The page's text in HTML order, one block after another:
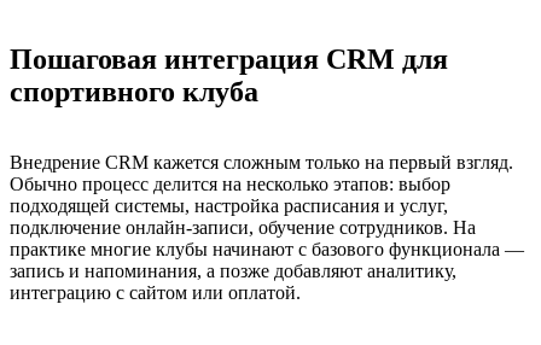
Пошаговая интеграция CRM для
спортивного клуба
Внедрение CRM кажется сложным только на первый взгляд.
Обычно процесс делится на несколько этапов: выбор
подходящей системы, настройка расписания и услуг,
подключение онлайн-записи, обучение сотрудников. На
практике многие клубы начинают с базового функционала —
запись и напоминания, а позже добавляют аналитику,
интеграцию с сайтом или оплатой.